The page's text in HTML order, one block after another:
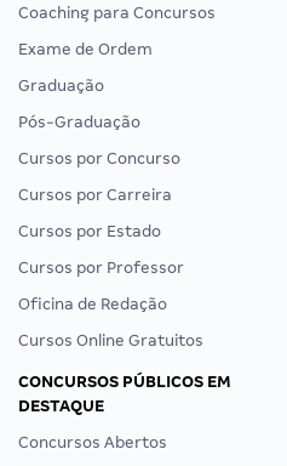
Coaching para Concursos
Exame de Ordem
Graduação
Pós-Graduação
Cursos por Concurso
Cursos por Carreira
Cursos por Estado
Cursos por Professor
Oficina de Redação
Cursos Online Gratuitos
CONCURSOS PÚBLICOS EM
DESTAQUE
Concursos Abertos